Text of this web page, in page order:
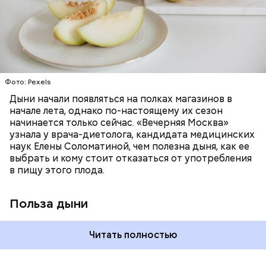
Фото: Pexels
Дыни начали появляться на полках магазинов в
начале лета, однако по-настоящему их сезон
начинается только сейчас. «Вечерняя Москва»
узнала у врача-диетолога, кандидата медицинских
наук Елены Соломатиной, чем полезна дыня, как ее
выбрать и кому стоит отказаться от употребления
в пищу этого плода.
Польза дыни
минералами. Так, в дыне содержатся:
слизистые оболочки органов. А еще именно
бета-каротин обеспечивает дыне желтый
лютеин и зеаксантин — эти каротиноиды
отлично поддерживают наше зрение;
калий — оказывает мочегонное действие,
поддерживает сердечно-сосудистую
систему и предотвращает скачки давления;
магний — помогает калию и не дает сосудам
спазмироваться.
Читать полностью
ЗДОРОВЬЕ
ПРАВИЛЬНОЕ ПИТАНИЕ
ОВОЩИ
ЛЕТО ФРУКТЫ
По мнению специалиста, здоровому человеку
достаточно включать щавель в рацион несколько
виде или припущенном на сковороде.